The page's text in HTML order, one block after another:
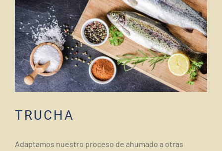
TRUCHA
Adaptamos nuestro proceso de ahumado a otras